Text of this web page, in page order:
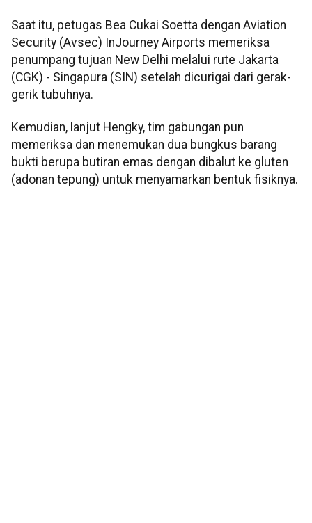
Saat itu, petugas Bea Cukai Soetta dengan Aviation
Security (Avsec) InJourney Airports memeriksa
penumpang tujuan New Delhi melalui rute Jakarta
(CGK) - Singapura (SIN) setelah dicurigai dari gerak-
gerik tubuhnya.
Kemudian, lanjut Hengky, tim gabungan pun
memeriksa dan menemukan dua bungkus barang
bukti berupa butiran emas dengan dibalut ke gluten
(adonan tepung) untuk menyamarkan bentuk fisiknya.